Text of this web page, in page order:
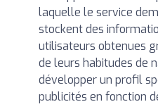
laquelle le service
stockent des
utilisateurs obtenues
de leurs habitudes de
développer un profil
publicités en fonction